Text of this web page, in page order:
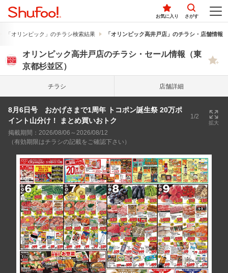
お気に入り さがす
「オリンピック」のチラシ検索結果 「オリンピック高井戸店」のチラシ・店舗情報
オリンピック高井戸店のチラシ・セール情報（東
京都杉並区）
チラシ 店舗詳細
8月6日号 おかげさまで1周年 トコポン誕生祭 20万ポ
イント山分け！ まとめ買いおトク
1/2
拡大
掲載期間：2026/08/06～2026/08/12
（有効期限はチラシの記載をご確認下さい）